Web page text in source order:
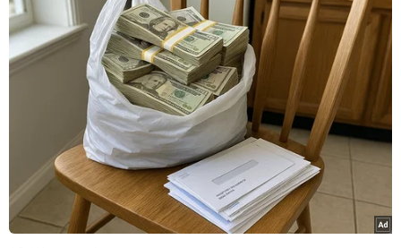
dân từ sớm, từ xa và ngay từ cơ sở; bảo đảm
lương thực thực phẩm cho người dân, không để
ai thiếu ăn, thiếu mặc; bảo đảm an dân, an
ninh, an toàn, trật tự xã hội; tuyên truyền, vận
động và huy động mọi người dân tham gia công
tác phòng, chống dịch, đưa ra thông điệp truyền
thông ngắn gọn, súc tích, dễ hiểu để người dân
tự giác, chủ động tham gia công tác phòng,
chống dịch.